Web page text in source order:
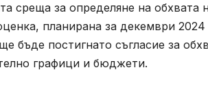
среща за определяне на обхвата
планирана за декември
бъде постигнато съгласие за
графици и бюджети.